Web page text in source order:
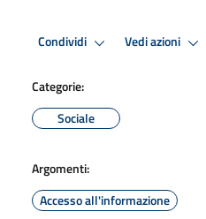
Condividi Vedi azioni
Categorie:
Sociale
Argomenti:
Accesso all'informazione